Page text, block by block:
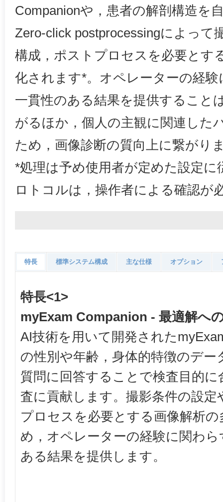
Companionや，患者の解剖構造を
Zero-click postprocessingによって
構成，ポストプロセスを必要とす
化されます*。オペレーターの経
一貫性のある結果を提供すること
がるほか，個人の主観に関連した
ため，画像診断の質向上に繋がり
*処理は予め使用者が定めた設定に
ロトコルは，操作者による確認が
特長 標準システム構成 主な仕様 オプション
特長<1>
myExam Companion - 最適解へ
AI技術を用いて開発された
の性別や年齢，身体的特徴のデ
質問に回答することで検査目的
査に貢献します。撮影条件の設定
プロセスを必要とする画像解析
め，オペレーターの経験に関わ
ある結果を提供します。